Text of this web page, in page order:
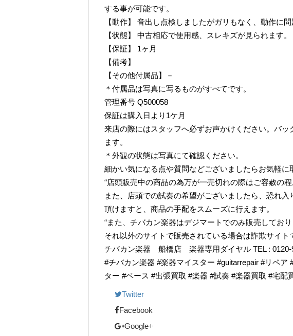
する事が可能です。
【動作】 音出し点検しましたがガリもなく、動作に問
【状態】 中古相応で使用感、スレキズが見られます。
【保証】 1ヶ月
【備考】
【その他付属品】－
＊付属品は写真に写るものがすべてです。
管理番号 Q500058
保証は購入日より1ケ月
来店の際にはスタッフへ必ずお声かけください。バ
ます。
＊外観の状態は写真にて確認ください。
細かい気になる点や質問などございましたらお気軽に
“店頭販売中の商品の為万が一売切れの際はご容赦の
また、店頭での試奏の希望がございましたら、恐れ
頂けますと、商品の手配をスムーズに行えます。
“また、チバカン楽器はデジマートでのみ販売してお
それ以外のサイトで販売されている場合は詐欺サイト
チバカン楽器 船橋店 楽器専用ダイヤル TEL : 0120-
#チバカン楽器 #楽器マイスター #guitarrepair #リペア
ター #ベース #出張買取 #楽器 #試奏 #楽器買取 #宅配
Twitter
Facebook
Google+